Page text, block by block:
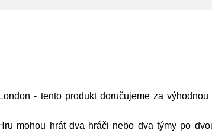
- tento produkt doručujeme za výhodnou
mohou hrát dva hráči nebo dva týmy po